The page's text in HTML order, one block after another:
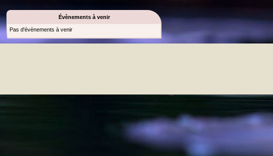
Évènements à venir
Pas d'évènements à venir